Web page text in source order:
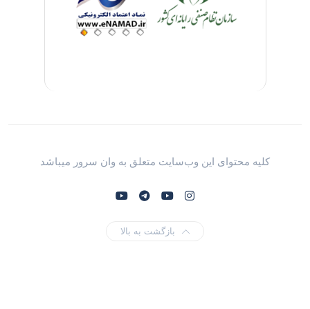
کلیه محتوای این وب‌سایت متعلق به وان سرور میباشد
بازگشت به بالا